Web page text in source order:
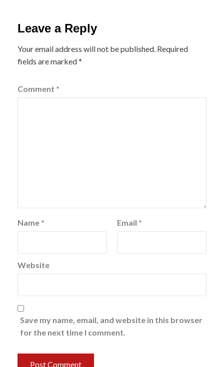
Leave a Reply
Your email address will not be published. Required
fields are marked*
Comment *
Name * Email *
Website
Save my name, email, and website in this browser
for the next time I comment.